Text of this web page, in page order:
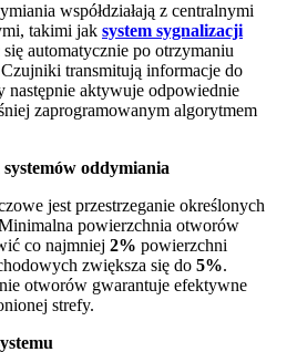
współdziałają z centralnymi
takimi jak system sygnalizacji
automatycznie po otrzymaniu
transmitują informacje do
następnie aktywuje odpowiednie
zaprogramowanym algorytmem
oddymiania
jest przestrzeganie określonych
powierzchnia otworów
co najmniej 2% powierzchni
zwiększa się do 5%.
otworów gwarantuje efektywne
strefy.